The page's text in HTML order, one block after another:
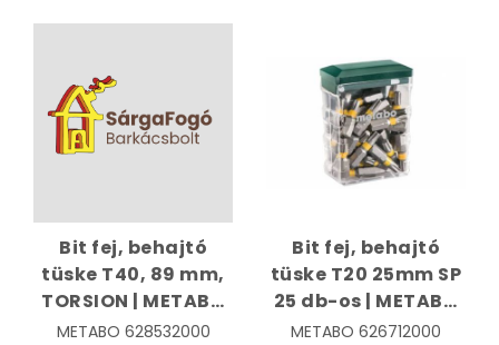
Bit fej, behajtó
tüske T40, 89 mm,
TORSION | METABO
628532000
METABO 628532000
Bit fej, behajtó
tüske T20 25mm SP
25 db-os | METABO
626712000
METABO 626712000